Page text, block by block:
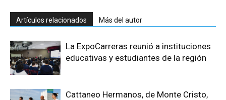
Artículos relacionados Más del autor
La ExpoCarreras reunió a instituciones
educativas y estudiantes de la región
Cattaneo Hermanos, de Monte Cristo,